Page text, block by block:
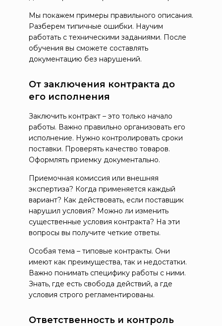
Мы покажем примеры правильного описания.
Разберем типичные ошибки. Научим
работать с техническими заданиями. После
обучения вы сможете составлять
документацию без нарушений.
От заключения контракта до
его исполнения
Заключить контракт – это только начало
работы. Важно правильно организовать его
исполнение. Нужно контролировать сроки
поставки. Проверять качество товаров.
Оформлять приемку документально.
Приемочная комиссия или внешняя
экспертиза? Когда применяется каждый
вариант? Как действовать, если поставщик
нарушил условия? Можно ли изменить
существенные условия контракта? На эти
вопросы вы получите четкие ответы.
Особая тема – типовые контракты. Они
имеют как преимущества, так и недостатки.
Важно понимать специфику работы с ними.
Знать, где есть свобода действий, а где
условия строго регламентированы.
Ответственность и контроль